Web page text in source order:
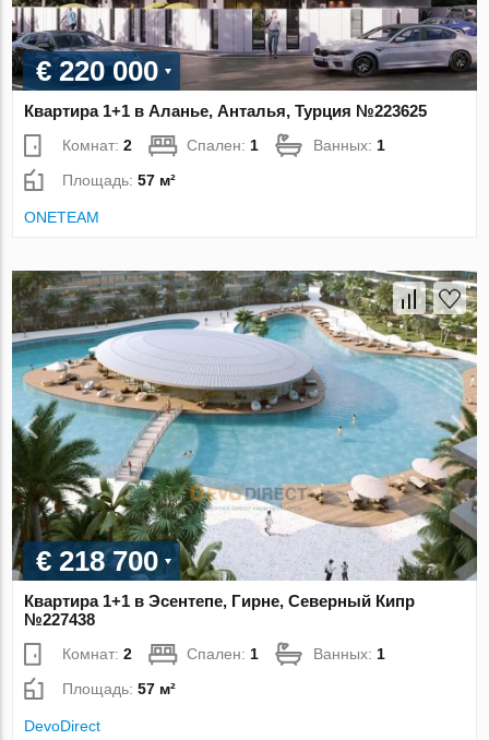
€ 220 000
Квартира 1+1 в Аланье, Анталья, Турция №223625
Комнат:2 Спален: 1 Ванных: 1
Площадь:57 м²
ONETEAM
€ 218 700
Квартира 1+1 в Эсентепе, Гирне, Северный Кипр
№227438
Комнат:2 Спален: 1 Ванных: 1
Площадь:57 м²
DevoDirect